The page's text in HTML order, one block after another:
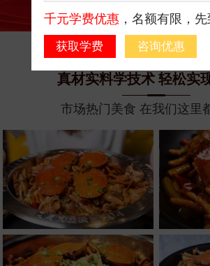
肉蟹煲
真材实料学技术 轻松实
市场热门美食 在我们这里
千元学费优惠，名额有限，
获取学费 咨询优惠